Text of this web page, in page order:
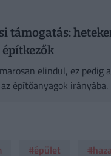
támogatás:
építkezők
elindul, ez pedig
építőanyagok irányába.
#épület